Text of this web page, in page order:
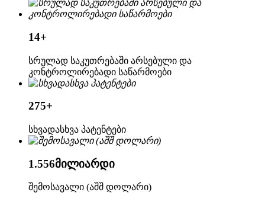
14+
სრულად საკუთრებაში არსებული და
კონტროლირებადი საწარმოები
275+
სხვადასხვა პატენტები
1.556მილიარდი
შემოსავალი (აშშ დოლარი)